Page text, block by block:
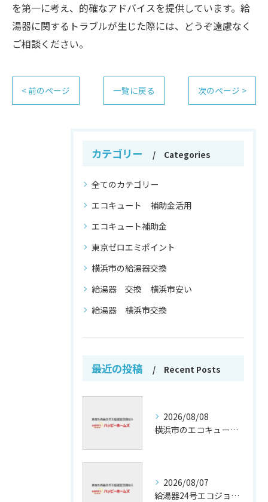
を第一に考え、的確なアドバイスを提供しています。給
湯器に関するトラブルが生じた際には、どうぞ遠慮なく
ご相談ください。
< 前のページ 一覧に戻る 次のページ >
カテゴリー Categories
全てのカテゴリー
エコキュート 補助金活用
エコキュート補助金
東京ゼロエミポイント
横浜市の給湯器交換
給湯器 交換 横浜市安い
給湯器 横浜市交換
最近の投稿 Recent Posts
2026/08/08
横浜市のエコキュート補助金活用法
2026/08/07
給湯器24号エコジョーズの省エネ技術解説